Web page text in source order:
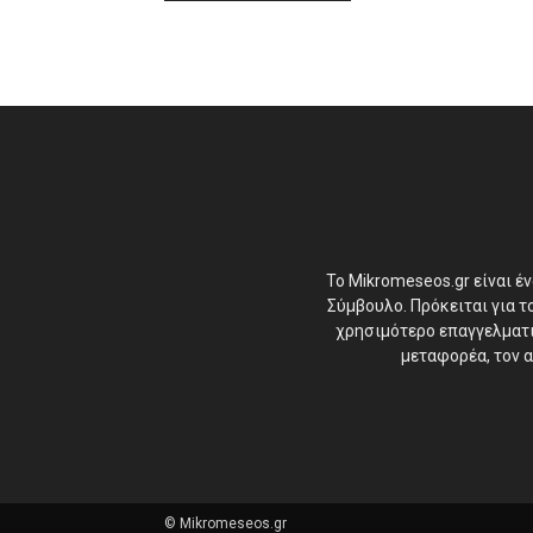
Το Mikromeseos.gr είναι
Σύμβουλο. Πρόκειται για
χρησιμότερο
μεταφορέα, τον
© Mikromeseos.gr